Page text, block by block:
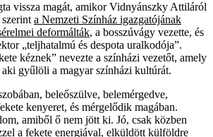
vissza magát, amikor Vidnyánszky Attiláról
a Nemzeti Színház igazgatójának
deformálták, a bosszúvágy vezette, és
„teljhatalmú és despota uralkodója”.
kéznek” nevezte a színházi vezetőt, amely
aki gyűlöli a magyar színházi kultúrát.
beleőszülve, belemérgedve,
kenyeret, és mérgelődik magában.
amiből ő nem jött ki. Jó, csak közben
a fekete energiával, elküldött külföldre